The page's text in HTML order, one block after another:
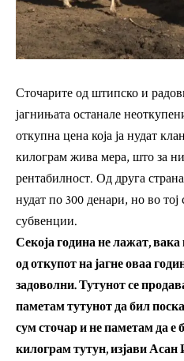
Сточарите од штипско и
јагнињата останале
откупна цена која ја нудат
килограм жива мера, што за
рентабилност. Од друга
нудат по 300 денари, но во тој
субвенции.
Секоја година не лажат, вака
од откупот на јагне оваа
задоволни. Тутунот се
паметам тутунот да бил
сум сточар и не паметам да е
килограм тутун, изјави